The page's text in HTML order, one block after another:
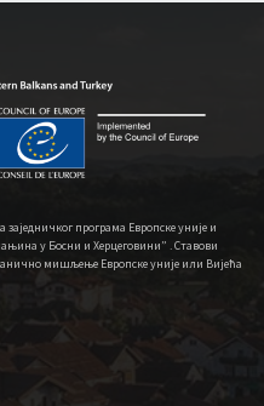
заједничког програма Европске уније и
у Босни и Херцеговини” . Ставови
мишљење Европске уније или Вијећа